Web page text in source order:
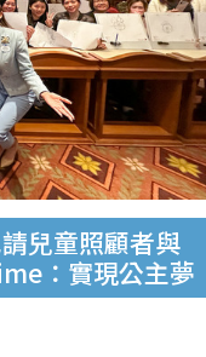
兒童照顧者與
：實現公主夢